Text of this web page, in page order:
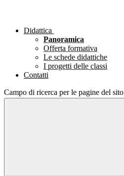
Didattica
Panoramica
Offerta formativa
Le schede didattiche
I progetti delle classi
Contatti
Campo di ricerca per le pagine del sito